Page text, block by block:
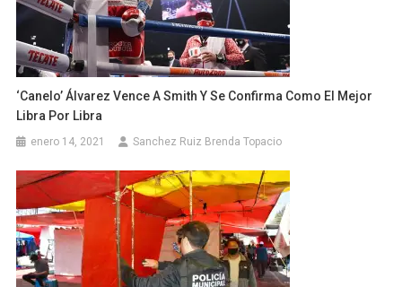
‘Canelo’ Álvarez Vence A Smith Y Se Confirma Como El Mejor
Libra Por Libra
enero 14, 2021 Sanchez Ruiz Brenda Topacio